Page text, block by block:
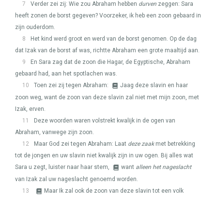
7
Verder zei zij: Wie zou Abraham hebben durven zeggen: Sara
heeft zonen de borst gegeven? Voorzeker, ik heb een zoon gebaard in
zijn ouderdom.
8
Het kind werd groot en werd van de borst genomen. Op de dag
dat Izak van de borst af was, richtte Abraham een grote maaltijd aan.
9
En Sara zag dat de zoon die Hagar, de Egyptische, Abraham
gebaard had, aan het spotlachen was.
10
Toen zei zij tegen Abraham:
Jaag deze slavin en haar
zoon weg, want de zoon van deze slavin zal niet met mijn zoon, met
Izak, erven.
11
Deze woorden waren volstrekt kwalijk in de ogen van
Abraham, vanwege zijn zoon.
12
Maar God zei tegen Abraham: Laat deze zaakmet betrekking
tot de jongen en uw slavin niet kwalijk zijn in uw ogen. Bij alles wat
Sara u zegt, luister naar haar stem,
want alleen het nageslacht
van Izak zal uw nageslacht genoemd worden.
13
Maar Ik zal ook de zoon van deze slavin tot een volk